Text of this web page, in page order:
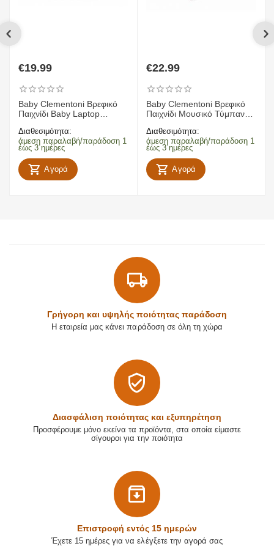
€19.99
Baby Clementoni Βρεφικό
Παιχνίδι Baby Laptop
63375
Διαθεσιμότητα:
άμεση παραλαβή/παράδοση 1
έως 3 ημέρες
Αγορά
€22.99
Baby Clementoni Βρεφικό
Παιχνίδι Μουσικό Τύμπανο
17409
Διαθεσιμότητα:
άμεση παραλαβή/παράδοση 1
έως 3 ημέρες
Αγορά
Γρήγορη και υψηλής ποιότητας παράδοση
Η εταιρεία μας κάνει παράδοση σε όλη τη χώρα
Διασφάλιση ποιότητας και εξυπηρέτηση
Προσφέρουμε μόνο εκείνα τα προϊόντα, στα οποία είμαστε
σίγουροι για την ποιότητα
Επιστρoφή εντός 15 ημερών
Έχετε 15 ημέρες για να ελέγξετε την αγορά σας